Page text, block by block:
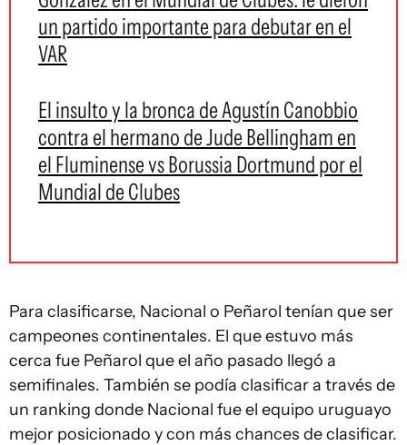
un partido importante para debutar en el
VAR
El insulto y la bronca de Agustín Canobbio
contra el hermano de Jude Bellingham en
el Fluminense vs Borussia Dortmund por el
Mundial de Clubes
Para clasificarse, Nacional o Peñarol tenían que ser
campeones continentales. El que estuvo más
cerca fue Peñarol que el año pasado llegó a
semifinales. También se podía clasificar a través de
un ranking donde Nacional fue el equipo uruguayo
mejor posicionado y con más chances de clasificar.